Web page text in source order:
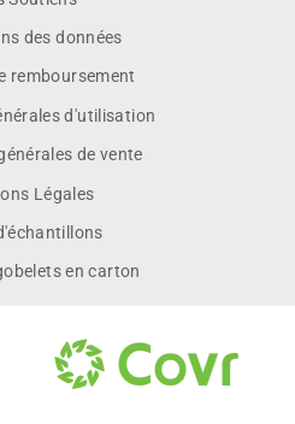
des données
remboursement
d'utilisation
de vente
Légales
en carton
les dernières actualités et des
à nos membres.